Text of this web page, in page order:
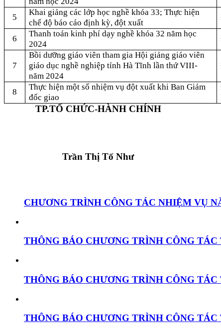
5
Khai giảng các lớp học nghề khóa 33; Thực hiện
chế độ báo cáo định kỳ, đột xuất
6
Thanh toán kinh phí dạy nghề khóa 32 năm học
2024
7
Bồi dưỡng giáo viên tham gia Hội giảng giáo viên
giáo dục nghề nghiệp tỉnh Hà Tĩnh lần thứ VIII-
năm 2024
8
Thực hiện một số nhiệm vụ đột xuất khi Ban Giám
đốc giao
TP.TỔ CHỨC-HÀNH CHÍNH
Trần Thị Tố Như
CHƯƠNG TRÌNH CÔNG TÁC NHIỆM VỤ
THÔNG BÁO CHƯƠNG TRÌNH CÔNG TÁC
THÔNG BÁO CHƯƠNG TRÌNH CÔNG TÁC
THÔNG BÁO CHƯƠNG TRÌNH CÔNG TÁC